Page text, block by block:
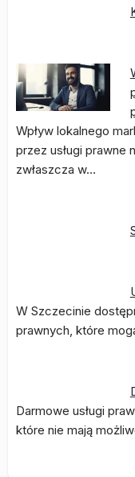
Wpływ lokalnego
przez usługi prawne
zwłaszcza w…
W Szczecinie
prawnych, które
Darmowe usługi
które nie mają